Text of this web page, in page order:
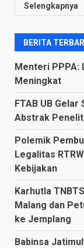
Selengkapnya
BERITA
Menteri PPPA:
Meningkat
FTAB UB
Abstrak
Polemik
Legalitas
Kebijakan
Karhutla
Malang dan
ke Jemplang
Babinsa